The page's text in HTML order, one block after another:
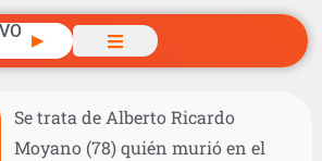
▶
Se trata de Alberto Ricardo
Moyano (78) quién murió en el